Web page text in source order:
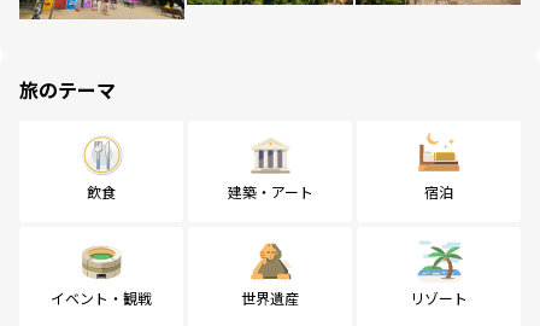
旅のテーマ
飲食 建築・アート 宿泊
イベント・観戦 世界遺産 リゾート